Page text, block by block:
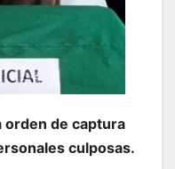
orden de captura
culposas.